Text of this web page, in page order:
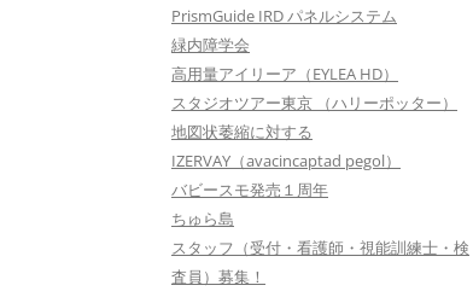
PrismGuide IRD パネルシステム
緑内障学会
高用量アイリーア（EYLEA HD）
スタジオツアー東京 （ハリーポッター）
地図状萎縮に対する
IZERVAY（avacincaptad pegol）
バビースモ発売１周年
ちゅら島
スタッフ（受付・看護師・視能訓練士・検
査員）募集！